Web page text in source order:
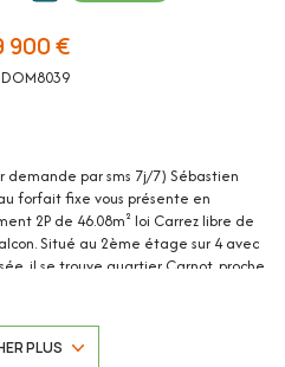
900 €
DOM8039
demande par sms 7j/7) Sébastien
forfait fixe vous présente en
2P de 46.08m² loi Carrez libre de
Situé au 2ème étage sur 4 avec
il se trouve quartier Carnot, proche
(avec possibilité d'y mettre un
ce bien. Cet appartement de
PLUS